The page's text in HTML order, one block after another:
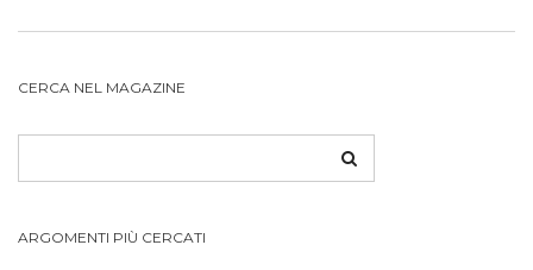
CERCA NEL MAGAZINE
ARGOMENTI PIÙ CERCATI